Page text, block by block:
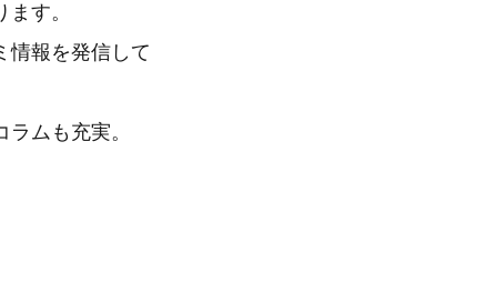
す。
情報を発信して
ムも充実。